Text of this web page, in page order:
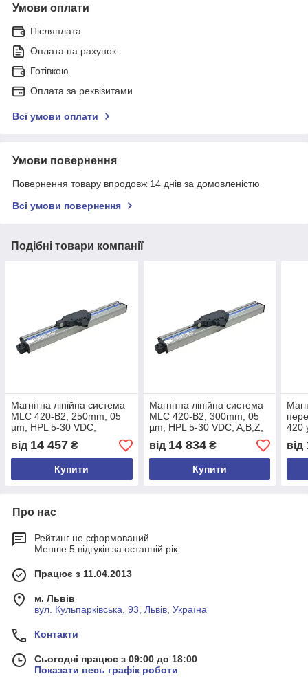
Умови оплати
Післяплата
Оплата на рахунок
Готівкою
Оплата за реквізитами
Всі умови оплати
Умови повернення
Повернення товару впродовж 14 днів за домовленістю
Всі умови повернення
Подібні товари компанії
Магнітна лінійна система
MLC 420-B2, 250mm, 05
µm, HPL 5-30 VDC,
A,/A,B,/B,Z,/Z, кабель 3м,
PUR кабель
від 14 457 ₴
Купити
Магнітна лінійна система
MLC 420-B2, 300mm, 05
µm, HPL 5-30 VDC, A,B,Z,
від 14 834₴
Купити
420
від
Про нас
Рейтинг не сформований
Менше 5 відгуків за останній рік
Працює з 11.04.2013
м. Львів
вул. Кульпарківська, 93, Львів, Україна
Контакти
Сьогодні працює з 09:00 до 18:00
Показати весь графік роботи